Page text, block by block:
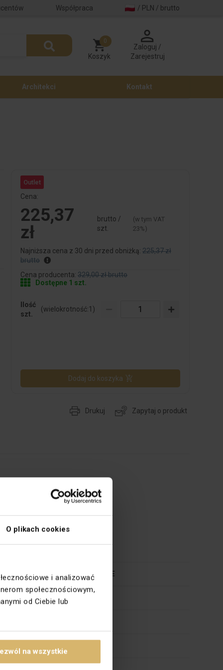
O plikach cookies
i analizować
społecznościowym,
od Ciebie lub
na wszystkie
Współpraca / PLN / brutto
Koszyk
0
Zaloguj /
Zarejestruj
Architekci Kontakt
Outlet
Cena:
225,37
zł
brutto /
szt.
(w tym VAT
23%)
Najniższa cena z 30 dni przed obniżką:225,37 zł
brutto
Cena producenta:329,00 zł brutto
Dostępne 1 szt.
Ilość
szt.
(wielokrotność:1 )
Dodaj do koszyka
Drukuj Zapytaj o produkt
A++, A+, A, B, C, D, E
Aluminium